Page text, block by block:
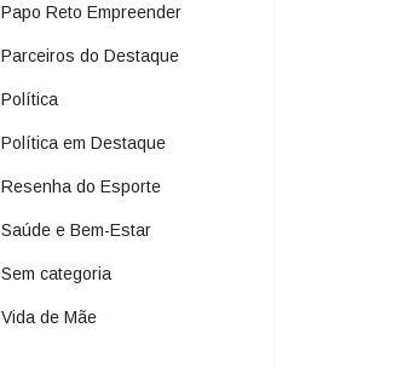
Papo Reto Empreender
Parceiros do Destaque
Política
Política em Destaque
Resenha do Esporte
Saúde e Bem-Estar
Sem categoria
Vida de Mãe